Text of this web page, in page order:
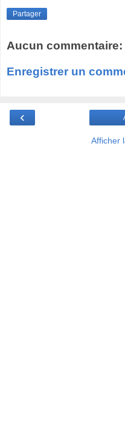
Partager
Aucun commentaire:
Enregistrer un
‹
Afficher